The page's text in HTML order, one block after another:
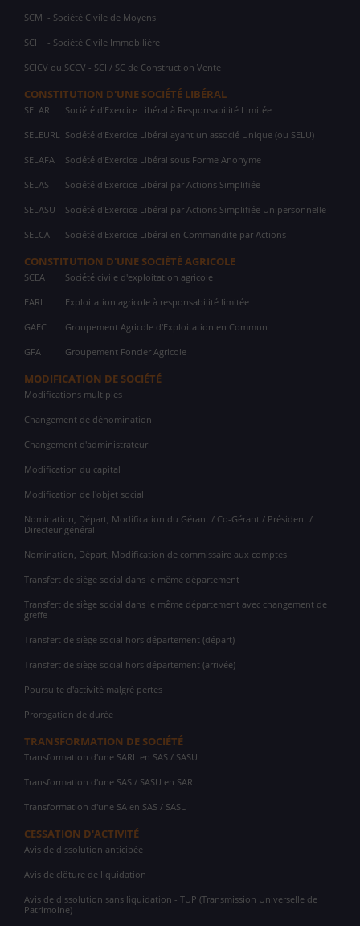
SCM - Société Civile de Moyens
SCI - Société Civile Immobilière
SCICV ou SCCV - SCI / SC de Construction Vente
CONSTITUTION D'UNE SOCIÉTÉ LIBÉRAL
SELARL Société d'Exercice Libéral à Responsabilité Limitée
SELEURL Société d'Exercice Libéral ayant un associé Unique (ou SELU)
SELAFA Société d'Exercice Libéral sous Forme Anonyme
SELAS Société d'Exercice Libéral par Actions Simplifiée
SELASU Société d'Exercice Libéral par Actions Simplifiée Unipersonnelle
SELCA Société d'Exercice Libéral en Commandite par Actions
CONSTITUTION D'UNE SOCIÉTÉ AGRICOLE
SCEA Société civile d'exploitation agricole
EARL Exploitation agricole à responsabilité limitée
GAEC Groupement Agricole d'Exploitation en Commun
GFA Groupement Foncier Agricole
MODIFICATION DE SOCIÉTÉ
Modifications multiples
Changement de dénomination
Changement d'administrateur
Modification du capital
Modification de l'objet social
Nomination, Départ, Modification du Gérant / Co-Gérant / Président /
Directeur général
Nomination, Départ, Modification de commissaire aux comptes
Transfert de siège social dans le même département
Transfert de siège social dans le même département avec changement de
greffe
Transfert de siège social hors département (départ)
Transfert de siège social hors département (arrivée)
Poursuite d'activité malgré pertes
Prorogation de durée
TRANSFORMATION DE SOCIÉTÉ
Transformation d'une SARL en SAS / SASU
Transformation d'une SAS / SASU en SARL
Transformation d'une SA en SAS / SASU
CESSATION D'ACTIVITÉ
Avis de dissolution anticipée
Avis de clôture de liquidation
Avis de dissolution sans liquidation - TUP (Transmission Universelle de
Patrimoine)